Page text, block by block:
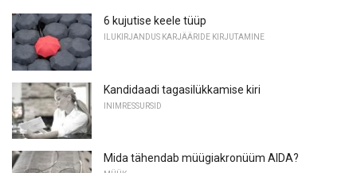
6 kujutise keele tüüp
ILUKIRJANDUS KARJÄÄRIDE KIRJUTAMINE
Kandidaadi tagasilükkamise kiri
INIMRESSURSID
Mida tähendab müügiakronüüm AIDA?